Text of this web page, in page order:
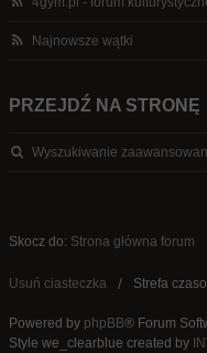
Najnowsze wątki
PRZEJDŹ NA STRONĘ
Wyszukiwanie
Skocz do: Strona główna forum
Usuń ciasteczka Strefa
Powered by phpBB® Forum
Style we_clearblue created by